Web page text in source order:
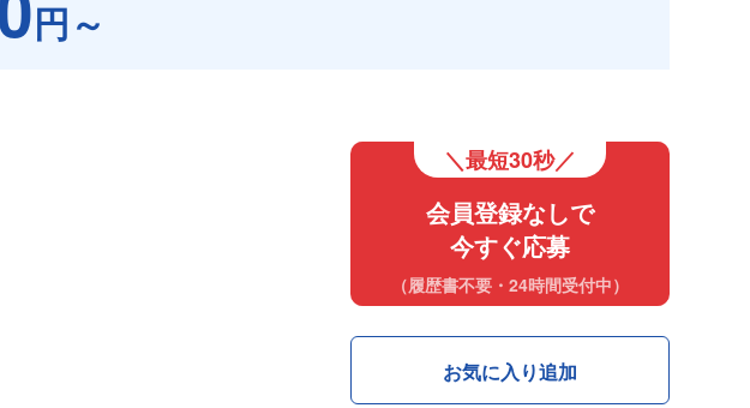
円～
＼最短30秒／
会員登録なしで
今すぐ応募
（履歴書不要・24時間受付中）